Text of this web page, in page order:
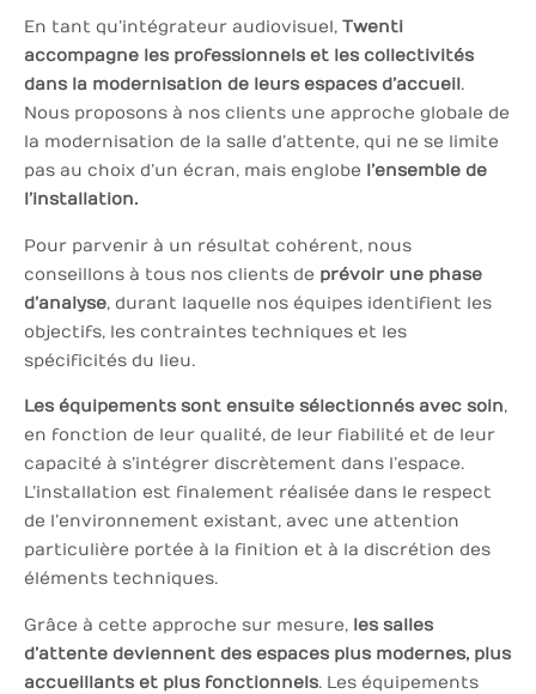
En tant qu’intégrateur audiovisuel, Twenti
accompagne les professionnels et les collectivités
dans la modernisation de leurs espaces d’accueil.
Nous proposons à nos clients une approche globale de
la modernisation de la salle d’attente, qui ne se limite
pas au choix d’un écran, mais englobe l’ensemble de
l’installation.
Pour parvenir à un résultat cohérent, nous
conseillons à tous nos clients de prévoir une phase
d’analyse, durant laquelle nos équipes identifient les
objectifs, les contraintes techniques et les
spécificités du lieu.
Les équipements sont ensuite sélectionnés avec soin,
en fonction de leur qualité, de leur fiabilité et de leur
capacité à s’intégrer discrètement dans l’espace.
L’installation est finalement réalisée dans le respect
de l’environnement existant, avec une attention
particulière portée à la finition et à la discrétion des
éléments techniques.
Grâce à cette approche sur mesure, les salles
d’attente deviennent des espaces plus modernes, plus
accueillants et plus fonctionnels. Les équipements